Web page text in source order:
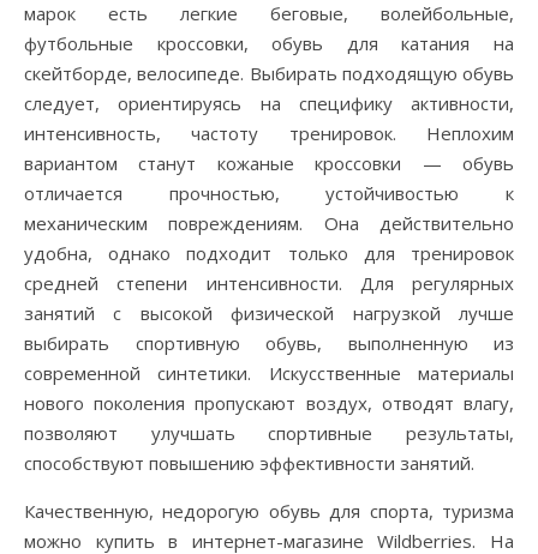
марок есть легкие беговые, волейбольные,
футбольные кроссовки, обувь для катания на
скейтборде, велосипеде. Выбирать подходящую обувь
следует, ориентируясь на специфику активности,
интенсивность, частоту тренировок. Неплохим
вариантом станут кожаные кроссовки — обувь
отличается прочностью, устойчивостью к
механическим повреждениям. Она действительно
удобна, однако подходит только для тренировок
средней степени интенсивности. Для регулярных
занятий с высокой физической нагрузкой лучше
выбирать спортивную обувь, выполненную из
современной синтетики. Искусственные материалы
нового поколения пропускают воздух, отводят влагу,
позволяют улучшать спортивные результаты,
способствуют повышению эффективности занятий.
Качественную, недорогую обувь для спорта, туризма
можно купить в интернет-магазине Wildberries. На